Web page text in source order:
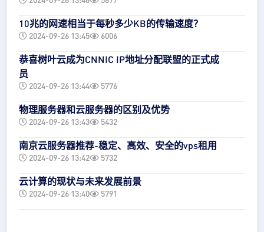
10兆的网速相当于每秒多少KB的传输速度？
2024-09-26 13:45 6006
恭喜树叶云成为CNNIC IP地址分配联盟的正式成
员
2024-09-26 13:44 5776
物理服务器和云服务器的区别及优势
2024-09-26 13:43 5432
南京云服务器推荐-稳定、高效、安全的vps租用
2024-09-26 13:42 5732
云计算的现状与未来发展前景
2024-09-26 13:40 5791